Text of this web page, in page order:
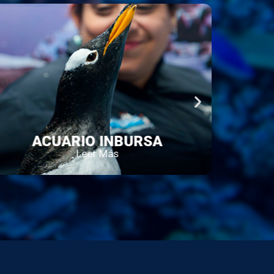
ACUARIO
Leer Más